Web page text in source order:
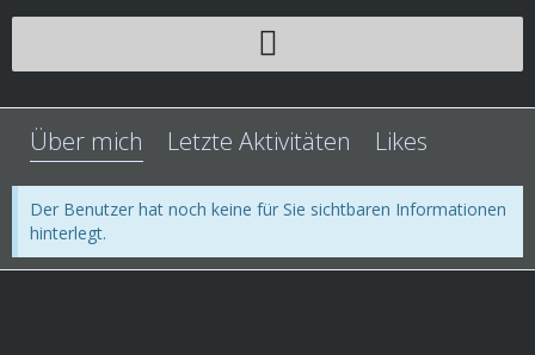
Über mich Letzte Aktivitäten Likes
Der Benutzer hat noch keine für Sie sichtbaren Informationen
hinterlegt.